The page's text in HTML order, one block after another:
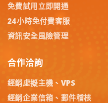
免費試用立即開通
24小時免付費客服
資訊安全風險管理
合作洽詢
經銷虛擬主機、VPS
經銷企業信箱、郵件稽核